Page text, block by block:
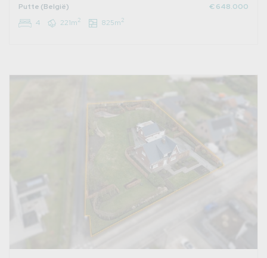
Putte (België)
€ 648.000
4
221m2 825m2